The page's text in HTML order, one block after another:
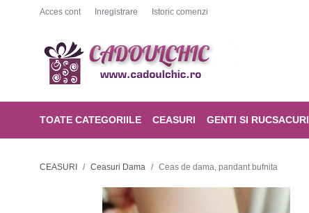
Acces cont Inregistrare Istoric comenzi
TOATE CATEGORIILE CEASURI GENTI SI RUCSACURI
CEASURI Ceasuri Dama Ceas de dama, pandant bufnita